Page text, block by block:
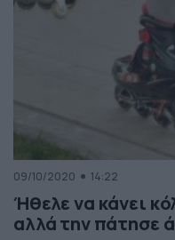
09/10/2020 14:22
Ήθελε να κάνει
αλλά την πάτησε